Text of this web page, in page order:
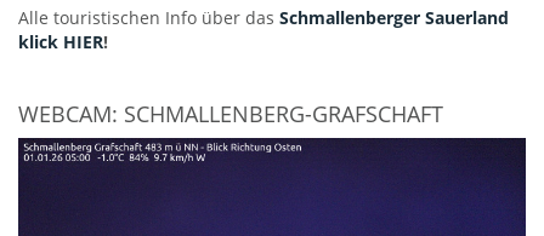
Alle touristischen Info über das Schmallenberger Sauerland
klick HIER!
WEBCAM: SCHMALLENBERG-GRAFSCHAFT